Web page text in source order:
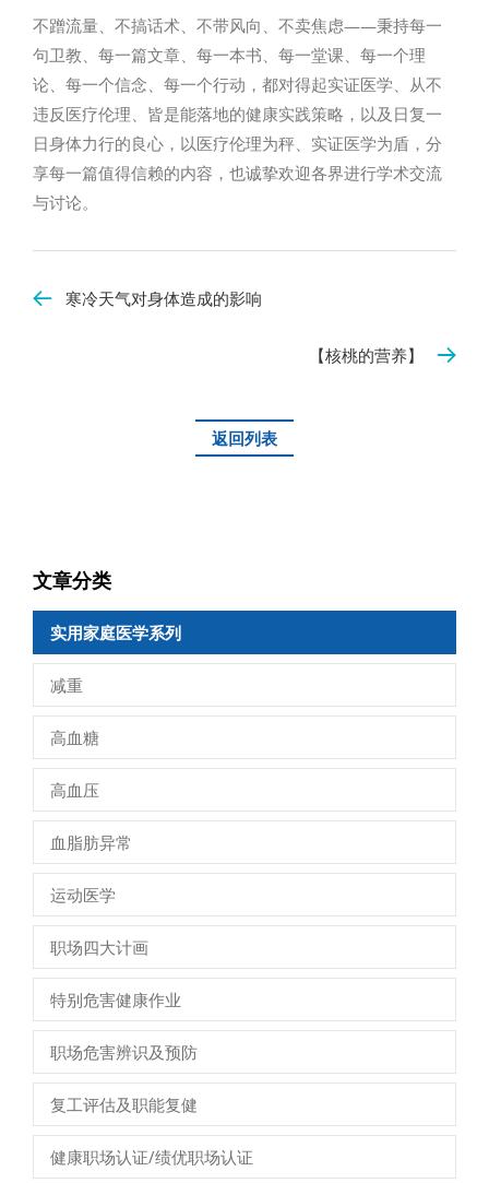
不蹭流量、不搞话术、不带风向、不卖焦虑——秉持每一
句卫教、每一篇文章、每一本书、每一堂课、每一个理
论、每一个信念、每一个行动，都对得起实证医学、从不
违反医疗伦理、皆是能落地的健康实践策略，以及日复一
日身体力行的良心，以医疗伦理为秤、实证医学为盾，分
享每一篇值得信赖的内容，也诚挚欢迎各界进行学术交流
与讨论。
寒冷天气对身体造成的影响
【核桃的营养】
返回列表
文章分类
实用家庭医学系列
减重
高血糖
高血压
血脂肪异常
运动医学
职场四大计画
特别危害健康作业
职场危害辨识及预防
复工评估及职能复健
健康职场认证/绩优职场认证